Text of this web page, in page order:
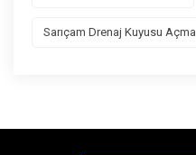
Sarıçam Drenaj Kuyusu Açma